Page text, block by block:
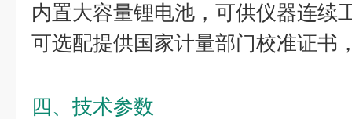
内置大容量锂电池，可供仪器连续
可选配提供国家计量部门校准证书
四、技术参数